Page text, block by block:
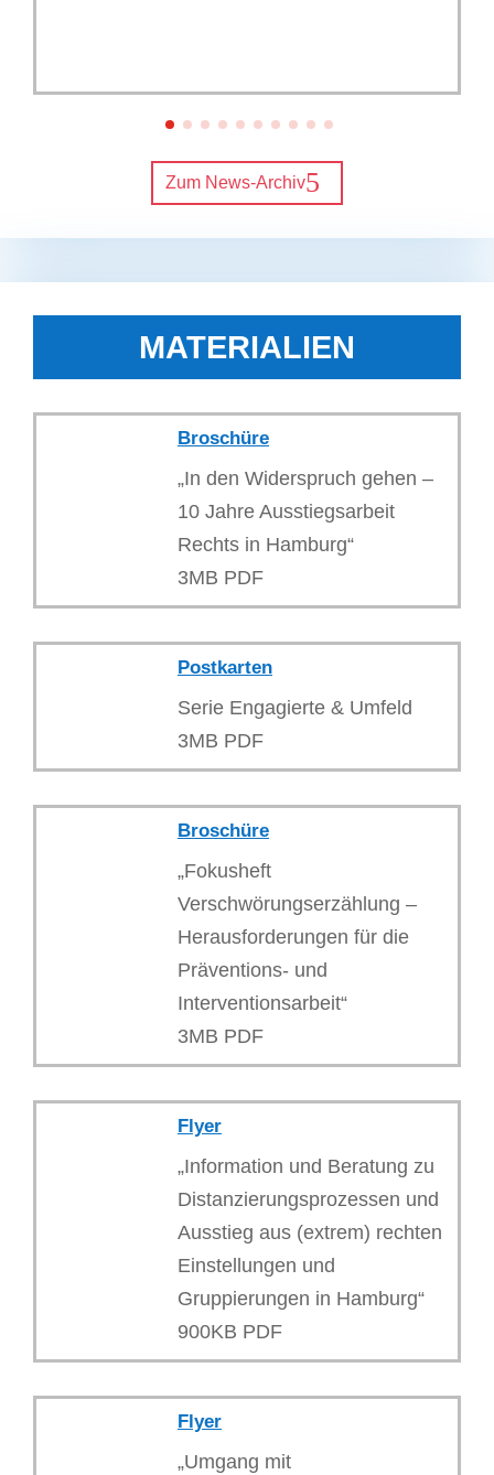
Zum News-Archiv
MATERIALIEN
Broschüre
„In den Widerspruch gehen –
10 Jahre Ausstiegsarbeit
Rechts in Hamburg“
3MB PDF
Postkarten
Serie Engagierte & Umfeld
3MB PDF
Broschüre
„Fokusheft
Verschwörungserzählung –
Herausforderungen für die
Präventions- und
Interventionsarbeit“
3MB PDF
Flyer
„Information und Beratung zu
Distanzierungsprozessen und
Ausstieg aus (extrem) rechten
Einstellungen und
Gruppierungen in Hamburg“
900KB PDF
Flyer
„Umgang mit